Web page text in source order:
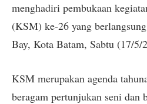
menghadiri pembukaan
(KSM) ke-26 yang
Bay, Kota Batam, Sabtu (17/5/
KSM merupakan agenda
beragam pertunjukan seni dan